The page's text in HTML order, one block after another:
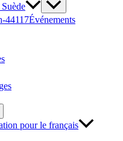
Événements
pour le français